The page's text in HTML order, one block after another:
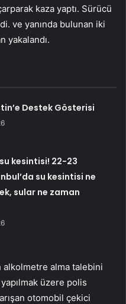
kaza yaptı. Sürücü
ve yanında bulunan iki
yakalandı.
Destek Gösterisi
kesintisi! 22-23
su kesintisi ne
sular ne zaman
alma talebini
üzere polis
otomobil çekici